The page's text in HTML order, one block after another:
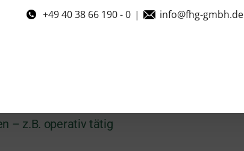
+49 40 38 66 190 - 0 | info@fhg-gmbh.de
– z.B. operativ tätig